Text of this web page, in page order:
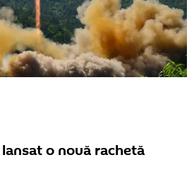
o nouă rachetă